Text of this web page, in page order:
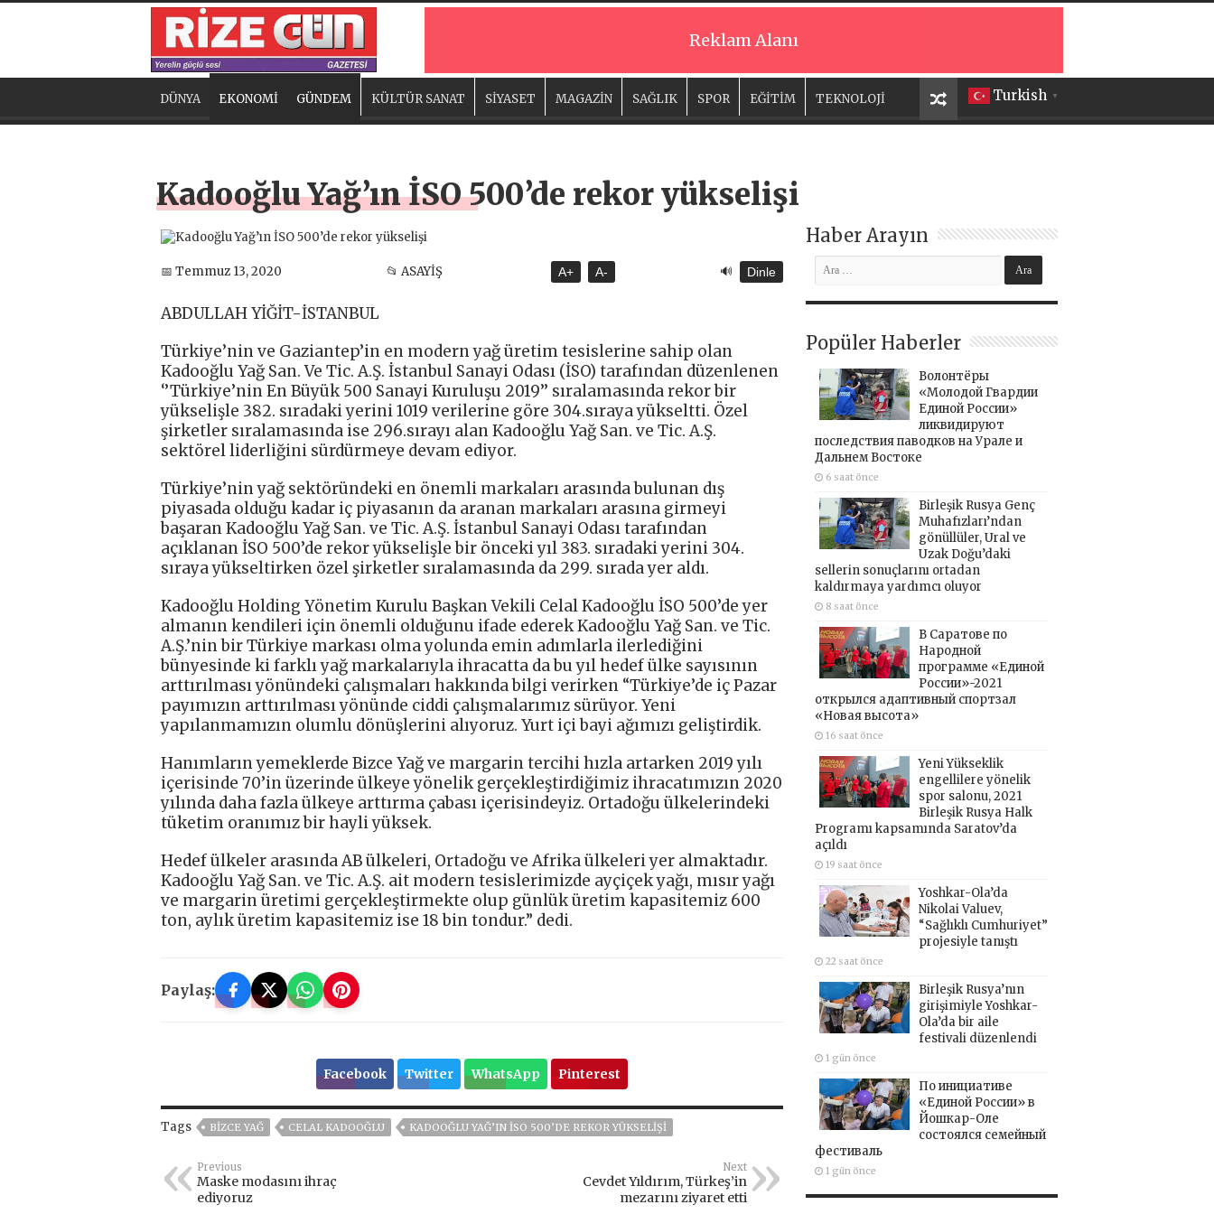
Reklam Alanı
Turkish ▼
DÜNYA EKONOMİ GÜNDEM KÜLTÜR SANAT SİYASET MAGAZİN SAĞLIK SPOR EĞİTİM TEKNOLOJİ
Kadooğlu Yağ’ın İSO 500’de rekor yükselişi
📅 Temmuz 13, 2020 📂 ASAYİŞ A+ A- 🔊 Dinle
ABDULLAH YİĞİT-İSTANBUL
Türkiye’nin ve Gaziantep’in en modern yağ üretim tesislerine sahip olan
Kadooğlu Yağ San. Ve Tic. A.Ş. İstanbul Sanayi Odası (İSO) tarafından düzenlenen
‘’Türkiye’nin En Büyük 500 Sanayi Kuruluşu 2019’’ sıralamasında rekor bir
yükselişle 382. sıradaki yerini 1019 verilerine göre 304.sıraya yükseltti. Özel
şirketler sıralamasında ise 296.sırayı alan Kadooğlu Yağ San. ve Tic. A.Ş.
sektörel liderliğini sürdürmeye devam ediyor.
Türkiye’nin yağ sektöründeki en önemli markaları arasında bulunan dış
piyasada olduğu kadar iç piyasanın da aranan markaları arasına girmeyi
başaran Kadooğlu Yağ San. ve Tic. A.Ş. İstanbul Sanayi Odası tarafından
açıklanan İSO 500’de rekor yükselişle bir önceki yıl 383. sıradaki yerini 304.
sıraya yükseltirken özel şirketler sıralamasında da 299. sırada yer aldı.
Kadooğlu Holding Yönetim Kurulu Başkan Vekili Celal Kadooğlu İSO 500’de yer
almanın kendileri için önemli olduğunu ifade ederek Kadooğlu Yağ San. ve Tic.
A.Ş.’nin bir Türkiye markası olma yolunda emin adımlarla ilerlediğini
bünyesinde ki farklı yağ markalarıyla ihracatta da bu yıl hedef ülke sayısının
arttırılması yönündeki çalışmaları hakkında bilgi verirken “Türkiye’de iç Pazar
payımızın arttırılması yönünde ciddi çalışmalarımız sürüyor. Yeni
yapılanmamızın olumlu dönüşlerini alıyoruz. Yurt içi bayi ağımızı geliştirdik.
Hanımların yemeklerde Bizce Yağ ve margarin tercihi hızla artarken 2019 yılı
içerisinde 70’in üzerinde ülkeye yönelik gerçekleştirdiğimiz ihracatımızın 2020
yılında daha fazla ülkeye arttırma çabası içerisindeyiz. Ortadoğu ülkelerindeki
tüketim oranımız bir hayli yüksek.
Hedef ülkeler arasında AB ülkeleri, Ortadoğu ve Afrika ülkeleri yer almaktadır.
Kadooğlu Yağ San. ve Tic. A.Ş. ait modern tesislerimizde ayçiçek yağı, mısır yağı
ve margarin üretimi gerçekleştirmekte olup günlük üretim kapasitemiz 600
ton, aylık üretim kapasitemiz ise 18 bin tondur.” dedi.
Paylaş:
Facebook Twitter WhatsApp Pinterest
Tags BİZCE YAĞ CELAL KADOOĞLU KADOOĞLU YAĞ’IN İSO 500’DE REKOR YÜKSELIŞI
Previous
Maske modasını ihraç
ediyoruz
Next
Cevdet Yıldırım, Türkeş’in
mezarını ziyaret etti
Haber Arayın
Popüler Haberler
Волонтёры
«Молодой Гвардии
Единой России»
ликвидируют
последствия паводков на Урале и
Дальнем Востоке
6 saat önce
Birleşik Rusya Genç
Muhafızları’ndan
gönüllüler, Ural ve
Uzak Doğu’daki
sellerin sonuçlarını ortadan
kaldırmaya yardımcı oluyor
8 saat önce
В Саратове по
Народной
программе «Единой
России»-2021
открылся адаптивный спортзал
«Новая высота»
16 saat önce
Yeni Yükseklik
engellilere yönelik
spor salonu, 2021
Birleşik Rusya Halk
Programı kapsamında Saratov’da
açıldı
19 saat önce
Yoshkar-Ola’da
Nikolai Valuev,
“Sağlıklı Cumhuriyet”
projesiyle tanıştı
22 saat önce
Birleşik Rusya’nın
girişimiyle Yoshkar-
Ola’da bir aile
festivali düzenlendi
1 gün önce
По инициативе
«Единой России» в
Йошкар-Оле
состоялся семейный
фестиваль
1 gün önce